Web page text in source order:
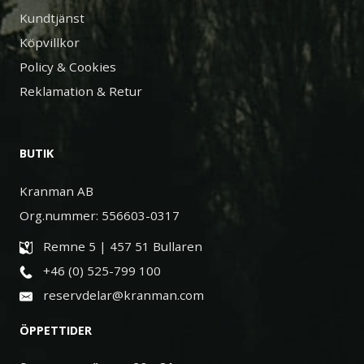
Kundtjänst
Köpvillkor
Policy & Cookies
Reklamation & Retur
BUTIK
Kranman AB
Org.nummer: 556603-0317
Remne 5 | 457 51 Bullaren
+46 (0) 525-799 100
reservdelar@kranman.com
ÖPPETTIDER